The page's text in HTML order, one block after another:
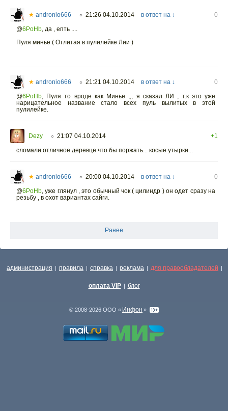
★ andronio666 ○ 21:26 04.10.2014 в ответ на ↓
0
@6PoHb да , епть ....
Пуля минье ( Отлитая в пулилейке Лии )
★ andronio666 ○ 21:21 04.10.2014 в ответ на ↓
0
@6PoHb
Пуля то вроде как Минье ,,, я сказал ЛИ , т.к это уже
нарицательное название стало всех пуль вылитых в этой
пулилейке.
Dezy ○ 21:07 04.10.2014
+1
сломали отличное деревце что бы поржать... косые утырки...
★ andronio666 ○ 20:00 04.10.2014 в ответ на ↓
0
@6PoHb ,уже глянул , это обычный чок ( цилиндр ) он одет сразу на
резьбу , в охот вариантах сайги.
Ранее
администрация | правила | справка | реклама | для правообладателей |
оплата VIP | блог
© 2008-2026 ООО « Инфон »